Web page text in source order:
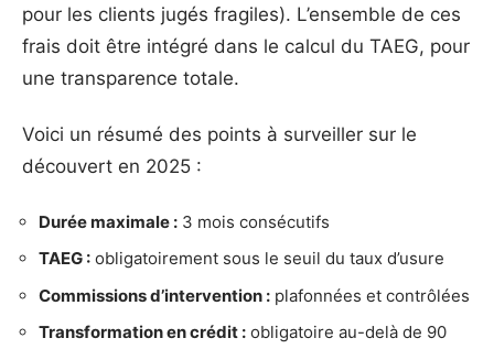
pour les clients jugés fragiles). L’ensemble de ces
frais doit être intégré dans le calcul du TAEG, pour
une transparence totale.
Voici un résumé des points à surveiller sur le
découvert en 2025 :
Durée maximale : 3 mois consécutifs
TAEG : obligatoirement sous le seuil du taux d’usure
Commissions d’intervention : plafonnées et contrôlées
Transformation en crédit : obligatoire au-delà de 90